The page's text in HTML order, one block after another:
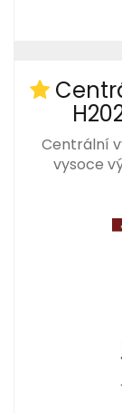
Centrální
vysoce